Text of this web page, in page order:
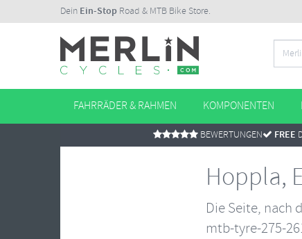
Dein Ein-Stop Road & MTB Bike Store.
FAHRRÄDER & RAHMEN KOMPONENTEN
BEWERTUNGEN FREE
Hoppla,
Die Seite,
mtb-tyre-275-